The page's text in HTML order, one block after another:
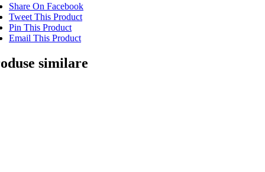
Share On Facebook
Tweet This Product
Pin This Product
Email This Product
similare